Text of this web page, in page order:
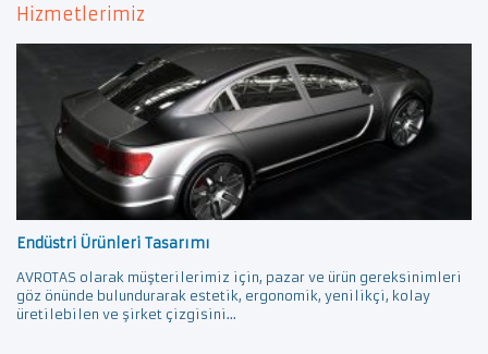
Hizmetlerimiz
Endüstri Ürünleri Tasarımı
AVROTAS olarak müşterilerimiz için, pazar ve ürün gereksinimleri
göz önünde bulundurarak estetik, ergonomik, yenilikçi, kolay
üretilebilen ve şirket çizgisini...